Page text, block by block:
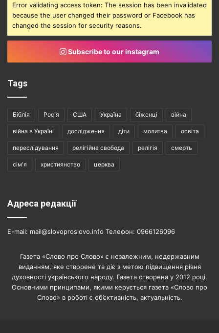
Error validating access token: The session has been invalidated
because the user changed their password or Facebook has
changed the session for security reasons.
Subscribe to our instagram
Tags
Біблія Росія США Україна біженці війна
війна в Україні дослідження діти молитва освіта
переслідування релігійна свобода релігія смерть
сім'я християнство церква
Адреса редакції
E-mail: mail@slovoproslovo.info Телефон: 0966126096
Газета «Слово про Слово» є незалежним, недержавним
виданням, яке створене та діє з метою підвищення рівня
духовності українського народу. Газета створена у 2012 році.
Основними принципами, якими керується газета «Слово про
Слово» в роботі є об’єктивність, актуальність.